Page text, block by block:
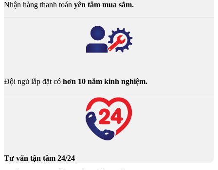
Nhận hàng thanh toán yên tâm mua sắm.
Đội ngũ lắp đặt có hơn 10 năm kinh nghiệm.
Tư vấn tận tâm 24/24